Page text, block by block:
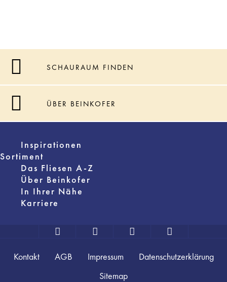
SCHAURAUM FINDEN
ÜBER BEINKOFER
Inspirationen
Sortiment
Das Fliesen A-Z
Über Beinkofer
In Ihrer Nähe
Karriere
Kontakt AGB Impressum
Datenschutzerklärung
Sitemap